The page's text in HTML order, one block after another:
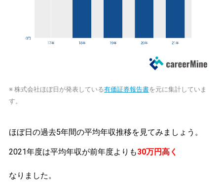
※ 株式会社ほぼ日が発表している有価証券報告書を元に集計していま
す。
ほぼ日の過去5年間の平均年収推移を見てみましょう。
2021年度は平均年収が前年度よりも30万円高く
なりました。